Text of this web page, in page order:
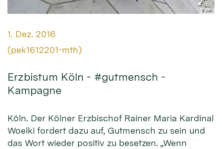
© pek
Datum:
1. Dez. 2016
Von:
(pek1612201-mth)
Erzbistum Köln - #gutmensch -
Kampagne
Köln. Der Kölner Erzbischof Rainer Maria Kardinal
Woelki fordert dazu auf, Gutmensch zu sein und
das Wort wieder positiv zu besetzen. „Wenn